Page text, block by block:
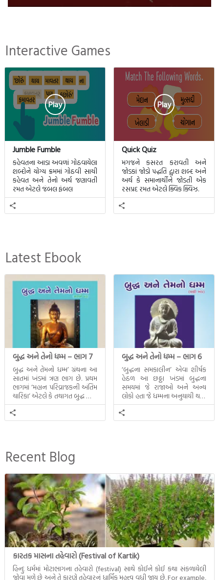
Interactive Games
Play
Jumble Fumble
કહેવતના આડા અવળાં ગોઠવાયેલા
શબ્દોને યોગ્ય ક્રમમાં ગોઠવી સાચી
કહેવત અને તેનો અર્થ જણાવતી
રમત એટલે જંબલ ફંબલ
Play
Quick Quiz
મગજને કસરત કરાવતી અને
જોડકાં જોડો પદ્ધતિ દ્વારા શબ્દ અને
અર્થ કે સમાનાર્થીને જોડતી એક
રસપ્રદ રમત એટલે ક્વિક ક્વિઝ.
Latest Ebook
બુદ્ધ અને તેનો ધમ્મ – ભાગ 7
બુદ્ધ અને તેમનો ધમ્મ’ ગ્રંથના આ
સાતમાં ખંડમાં ત્રણ ભાગ છે. પ્રથમ
ભાગમાં ‘મહાન પરિવ્રાજકની અંતિમ
ચારિકા’ એટલે કે તથાગત બુદ્ધ સાથે
સતત પરિભ્રમણ કરતા સહચારીઓ
સાથે ફરી એકવારની
મુલાકાત, બીજા ભાગમાં તથાગતે
ઉત્તરાધિકારી તરીકે સ્થાપે છે તે
દૃશ્યો અંકિત થયાં છે. ટૂંકમાં બુદ્ધનાં
જીવનના અંતિમ દિવસોની યાત્રાનો
પરિપાક જોવા મળે […]
બુદ્ધ અને તેનો ધમ્મ – ભાગ 6
‘બુદ્ધના સમકાલીન’ એવા શીર્ષક
હેઠળ આ છઠ્ઠા ખંડમાં બુદ્ધના
સમયમાં જે રાજાઓ અને અન્ય
લોકો હતા જે ધમ્મના અનુયાયી થયા.
તેમનો અને બુદ્ધ વચ્ચે થયેલો
સત્સંગ વીશે જાણકારી મળે છે.
Recent Blog
કારતક માસના તહેવારો (Festival of Kartik)
હિન્દુ ધર્મમાં મોટાભાગના તહેવારો (festival) સાથે કોઈને કોઈ કથા સંકળાયેલી
જોવા મળે છે અને તે કારણે તહેવારનું ધાર્મિક મહત્ત્વ વધી જાય છે. For example,